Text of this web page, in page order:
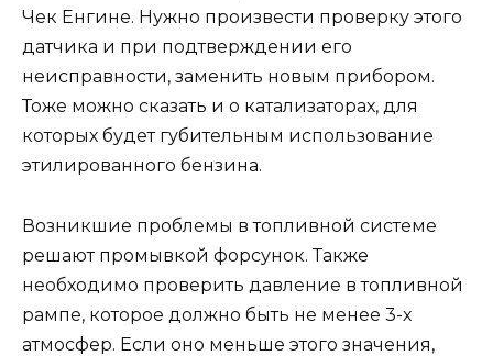
Чек Енгине. Нужно произвести проверку этого
датчика и при подтверждении его
неисправности, заменить новым прибором.
Тоже можно сказать и о катализаторах, для
которых будет губительным использование
этилированного бензина.
Возникшие проблемы в топливной системе
решают промывкой форсунок. Также
необходимо проверить давление в топливной
рампе, которое должно быть не менее 3-х
атмосфер. Если оно меньше этого значения,